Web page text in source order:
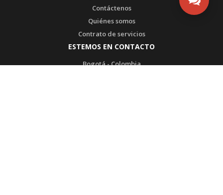
Contáctenos
Quiénes somos
Contrato de servicios
ESTEMOS EN CONTACTO
Bogotá - Colombia